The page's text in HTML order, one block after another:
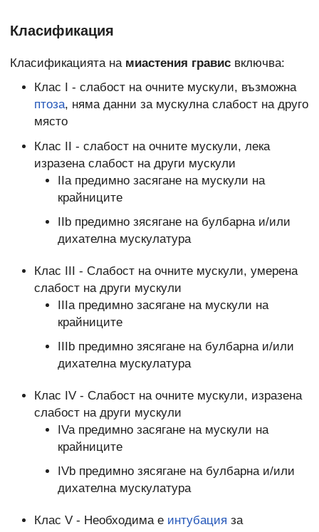
Класификация
Класификацията на миастения гравис включва:
Клас I - слабост на очните мускули, възможна
птоза, няма данни за мускулна слабост на друго
място
Клас II - слабост на очните мускули, лека
изразена слабост на други мускули
IIa предимно засягане на мускули на
крайниците
IIb предимно зясягане на булбарна и/или
дихателна мускулатура
Клас III - Слабост на очните мускули, умерена
слабост на други мускули
IIIa предимно засягане на мускули на
крайниците
IIIb предимно зясягане на булбарна и/или
дихателна мускулатура
Клас IV - Слабост на очните мускули, изразена
слабост на други мускули
IVa предимно засягане на мускули на
крайниците
IVb предимно зясягане на булбарна и/или
дихателна мускулатура
Клас V - Необходима е интубация за